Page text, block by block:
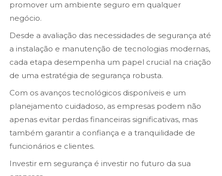
promover um ambiente seguro em qualquer
negócio.
Desde a avaliação das necessidades de segurança até
a instalação e manutenção de tecnologias modernas,
cada etapa desempenha um papel crucial na criação
de uma estratégia de segurança robusta.
Com os avanços tecnológicos disponíveis e um
planejamento cuidadoso, as empresas podem não
apenas evitar perdas financeiras significativas, mas
também garantir a confiança e a tranquilidade de
funcionários e clientes.
Investir em segurança é investir no futuro da sua